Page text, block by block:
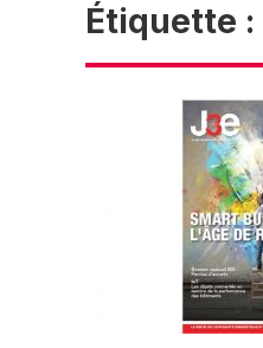
Étiquette :